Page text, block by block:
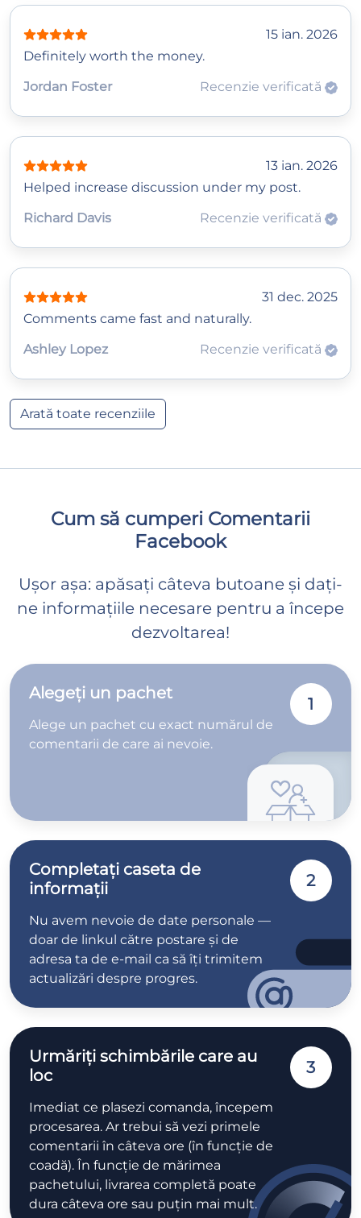
15 ian. 2026
Definitely worth the money.
Jordan Foster
Recenzie verificată
13 ian. 2026
Helped increase discussion under my post.
Richard Davis
Recenzie verificată
31 dec. 2025
Comments came fast and naturally.
Ashley Lopez
Recenzie verificată
Arată toate recenziile
Cum să cumperi Comentarii
Facebook
Ușor așa: apăsați câteva butoane și dați-
ne informațiile necesare pentru a începe
dezvoltarea!
Alegeți un pachet
Alege un pachet cu exact numărul de
comentarii de care ai nevoie.
1
Completați caseta de
informații
Nu avem nevoie de date personale —
doar de linkul către postare și de
adresa ta de e-mail ca să îți trimitem
actualizări despre progres.
2
Urmăriți schimbările care au
loc
Imediat ce plasezi comanda, începem
procesarea. Ar trebui să vezi primele
comentarii în câteva ore (în funcție de
coadă). În funcție de mărimea
pachetului, livrarea completă poate
dura câteva ore sau puțin mai mult.
3